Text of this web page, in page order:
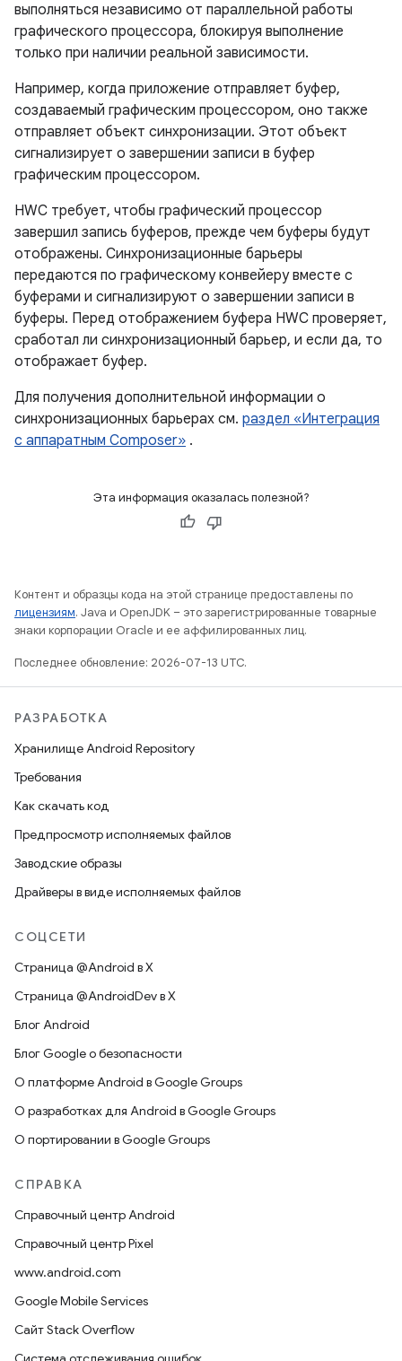
выполняться независимо от параллельной работы
графического процессора, блокируя выполнение
только при наличии реальной зависимости.
Например, когда приложение отправляет буфер,
создаваемый графическим процессором, оно также
отправляет объект синхронизации. Этот объект
сигнализирует о завершении записи в буфер
графическим процессором.
HWC требует, чтобы графический процессор
завершил запись буферов, прежде чем буферы будут
отображены. Синхронизационные барьеры
передаются по графическому конвейеру вместе с
буферами и сигнализируют о завершении записи в
буферы. Перед отображением буфера HWC проверяет,
сработал ли синхронизационный барьер, и если да, то
отображает буфер.
Для получения дополнительной информации о
синхронизационных барьерах см. раздел «Интеграция
с аппаратным Composer» .
Эта информация оказалась полезной?
Контент и образцы кода на этой странице предоставлены по
лицензиям. Java и OpenJDK – это зарегистрированные товарные
знаки корпорации Oracle и ее аффилированных лиц.
Последнее обновление: 2026-07-13 UTC.
РАЗРАБОТКА
Хранилище Android Repository
Требования
Как скачать код
Предпросмотр исполняемых файлов
Заводские образы
Драйверы в виде исполняемых файлов
СОЦСЕТИ
Страница @Android в X
Страница @AndroidDev в X
Блог Android
Блог Google о безопасности
О платформе Android в Google Groups
О разработках для Android в Google Groups
О портировании в Google Groups
СПРАВКА
Справочный центр Android
Справочный центр Pixel
www.android.com
Google Mobile Services
Сайт Stack Overflow